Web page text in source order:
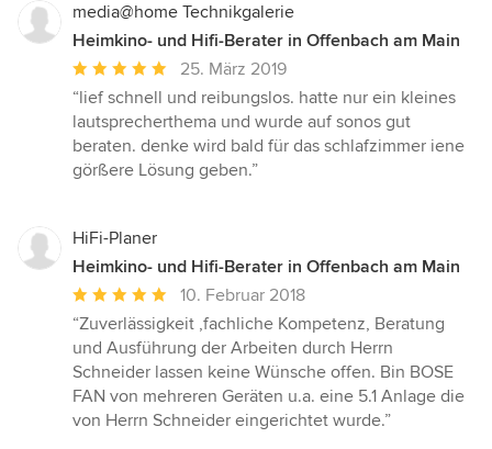
media@home Technikgalerie
Heimkino- und Hifi-Berater in Offenbach am Main
Durchschnittliche
Bewertung:
5
von
5
25. März 2019
“lief schnell und reibungslos. hatte nur ein kleines
lautsprecherthema und wurde auf sonos gut
beraten. denke wird bald für das schlafzimmer iene
görßere Lösung geben.”
HiFi-Planer
Heimkino- und Hifi-Berater in Offenbach am Main
Durchschnittliche
Bewertung:
5
von
5
Sternen
10. Februar 2018
“Zuverlässigkeit ,fachliche Kompetenz, Beratung
und Ausführung der Arbeiten durch Herrn
Schneider lassen keine Wünsche offen. Bin BOSE
FAN von mehreren Geräten u.a. eine 5.1 Anlage die
von Herrn Schneider eingerichtet wurde.”